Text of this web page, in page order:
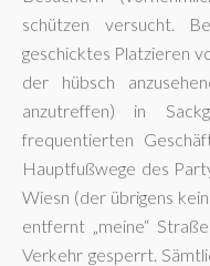
schützen versucht.
geschicktes Platzieren
der hübsch
anzutreffen) in
frequentierten
Hauptfußwege des
Wiesn (der übrigens
entfernt „meine“
Verkehr gesperrt.